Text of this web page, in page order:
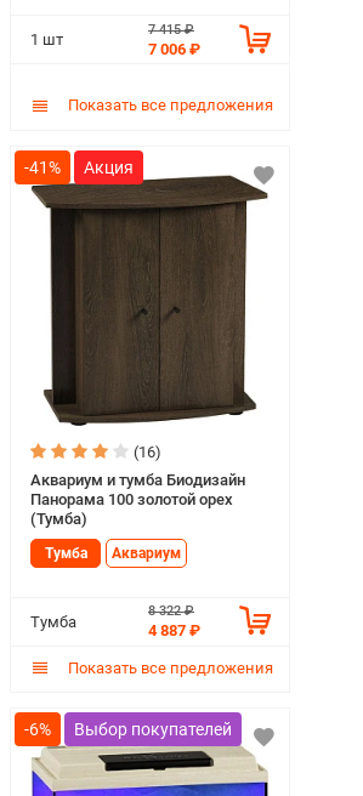
1 шт
7 415 ₽
7 006 ₽
Показать все предложения
-41%
(16)
Аквариум и тумба Биодизайн
Панорама 100 золотой орех
(Тумба)
Тумба Аквариум
Тумба
8 322 ₽
4 887 ₽
Показать все предложения
-6%